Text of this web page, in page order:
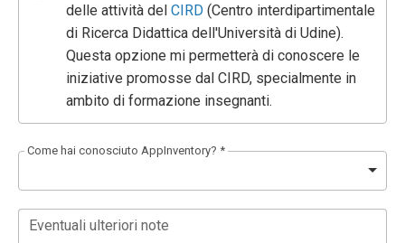
delle attività delCIRD (Centro interdipartimentale
di Ricerca Didattica dell'Università di Udine).
Questa opzione mi permetterà di conoscere le
iniziative promosse dal CIRD, specialmente in
ambito di formazione insegnanti.
Come hai conosciuto AppInventory? *
Eventuali ulteriori note